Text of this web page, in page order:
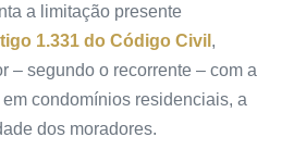
a limitação presente
1.331 do Código Civil ,
– segundo o recorrente – com a
condomínios residenciais, a
dos moradores.